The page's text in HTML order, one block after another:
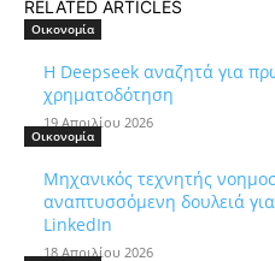
RELATED ARTICLES
Οικονομία
Η Deepseek αναζητά για
χρηματοδότηση
19 Απριλίου 2026
Οικονομία
Μηχανικός τεχνητής
αναπτυσσόμενη δουλειά
LinkedIn
18 Απριλίου 2026